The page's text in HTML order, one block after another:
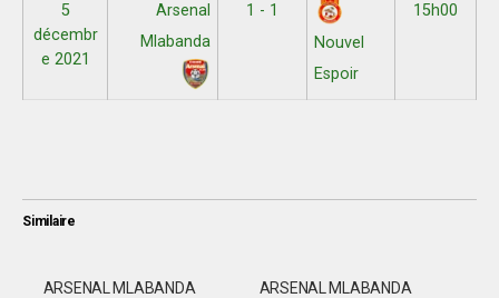
5
décembr
e 2021
Arsenal
Mlabanda
1 - 1
Nouvel
Espoir
15h00
Similaire
ARSENAL MLABANDA
ARSENAL MLABANDA